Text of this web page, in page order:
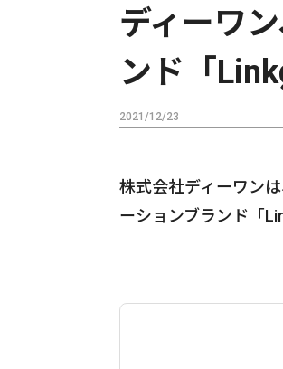
ディーワ
ンド「
2021/12/23
株式会社ディーワン
ーションブランド「